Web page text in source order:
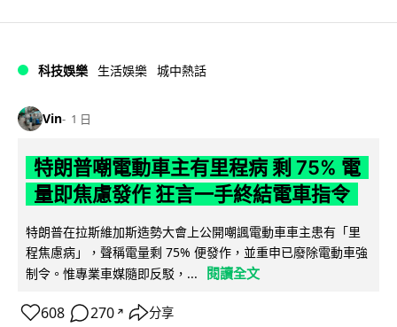
科技娛樂 生活娛樂 城中熱話
Vin 1 日
特朗普嘲電動車主有里程病 剩 75% 電
量即焦慮發作 狂言一手終結電車指令
特朗普在拉斯維加斯造勢大會上公開嘲諷電動車車主患有「里
程焦慮病」，聲稱電量剩 75% 便發作，並重申已廢除電動車強
制令。惟專業車媒隨即反駁，...
閱讀全文
608 270 ↗ 分享